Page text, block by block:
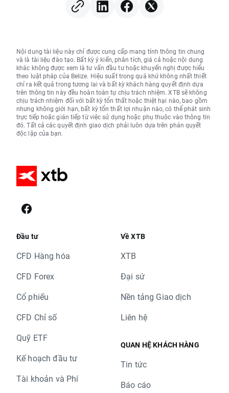
Nội dung tài liệu này chỉ được cung cấp mang tính thông tin chung
và là tài liệu đào tạo. Bất kỳ ý kiến, phân tích, giá cả hoặc nội dung
khác không được xem là tư vấn đầu tư hoặc khuyến nghị được hiểu
theo luật pháp của Belize. Hiệu suất trong quá khứ không nhất thiết
chỉ ra kết quả trong tương lai và bất kỳ khách hàng quyết định dựa
trên thông tin này đều hoàn toàn tự chịu trách nhiệm. XTB sẽ không
chịu trách nhiệm đối với bất kỳ tổn thất hoặc thiệt hại nào, bao gồm
nhưng không giới hạn, bất kỳ tổn thất lợi nhuận nào, có thể phát sinh
trực tiếp hoặc gián tiếp từ việc sử dụng hoặc phụ thuộc vào thông tin
đó. Tất cả các quyết định giao dịch phải luôn dựa trên phán quyết
độc lập của bạn.
Đầu tư
CFD Hàng hóa
CFD Forex
Cổ phiếu
CFD Chỉ số
Quỹ ETF
Kế hoạch đầu tư
Tài khoản và Phí
Về XTB
XTB
Đại sứ
Nền tảng Giao dịch
Liên hệ
QUAN HỆ KHÁCH HÀNG
Tin tức
Báo cáo